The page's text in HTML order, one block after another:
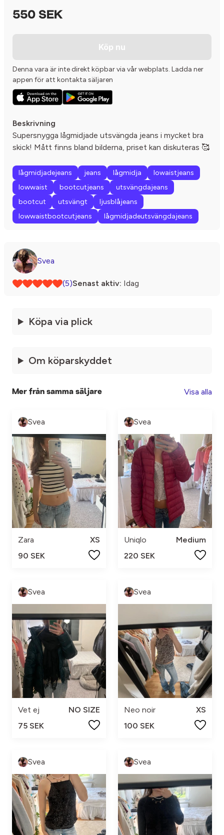
550 SEK
Köp nu
Denna vara är inte direkt köpbar via vår webplats. Ladda ner
appen för att kontakta säljaren
Beskrivning
Supersnygga lågmidjade utsvängda jeans i mycket bra
skick! Mått finns bland bilderna, priset kan diskuteras 🥰
lågmidjadejeans jeans lågmidja
lowaistjeans
lowwaist
bootcutjeans
utsvängdajeans
bootcut
utsvängt
ljusblåjeans
lowwaistbootcutjeans
lågmidjadeutsvängdajeans
Svea
(5)Senast aktiv: Idag
Köpa via plick
Om köparskyddet
Mer från samma säljare Visa alla
Svea
Zara
XS
90 SEK
Svea
Uniqlo
Medium
220 SEK
Svea
Vet ej
NO SIZE
75 SEK
Svea
Neo noir
XS
100 SEK
Svea Svea